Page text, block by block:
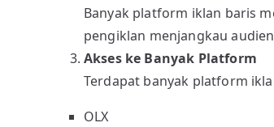
Banyak platform iklan baris
pengiklan menjangkau
Akses ke Banyak Platform
Terdapat banyak platform
OLX